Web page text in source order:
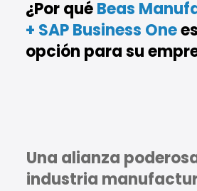
¿Por quéBeas
+ SAP Business One
opción para su
Una alianza
industria